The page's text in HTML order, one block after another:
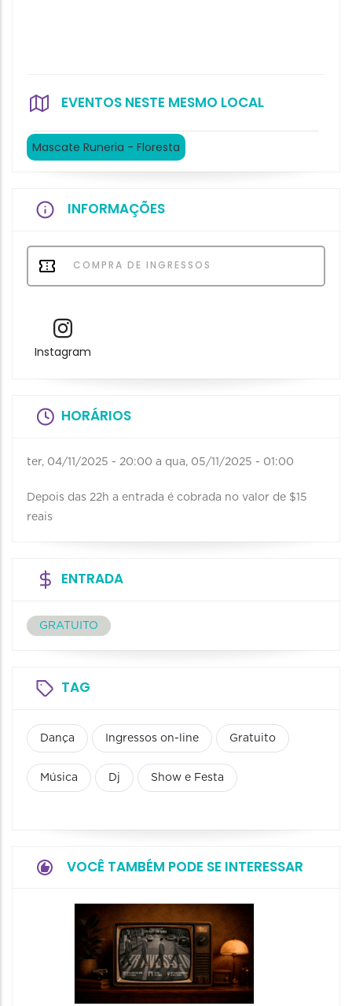
EVENTOS NESTE MESMO LOCAL
Mascate Runeria - Floresta
INFORMAÇÕES
COMPRA DE INGRESSOS
Instagram
HORÁRIOS
ter, 04/11/2025 - 20:00 a qua, 05/11/2025 - 01:00
Depois das 22h a entrada é cobrada no valor de $15
reais
ENTRADA
GRATUITO
TAG
Dança Ingressos on-line Gratuito
Música Dj Show e Festa
VOCÊ TAMBÉM PODE SE INTERESSAR